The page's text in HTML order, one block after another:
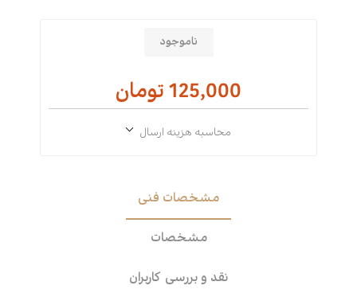
ناموجود
125,000 تومان
محاسبه هزینه ارسال
مشخصات فنی
مشخصات
نقد و بررسی کاربران